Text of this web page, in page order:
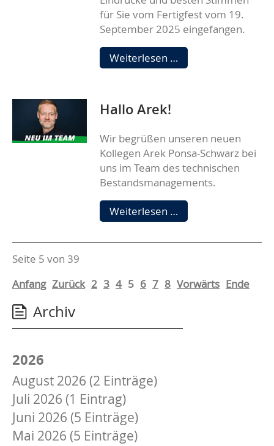
für Sie vom Fertigfest vom 19.
September 2025 eingefangen.
Weiterlesen … Video
Fertigfest
Hallo Arek!
Wir begrüßen unseren neuen
Kollegen Arek Ponsa-Schwarz bei
uns im Team des technischen
Bestandsmanagements.
Weiterlesen … Hallo
Arek!
Seite 5 von 39
Anfang Zurück 2 3 4 5 6 7 8 Vorwärts Ende
Archiv
2026
August 2026 (2 Einträge)
Juli 2026 (1 Eintrag)
Juni 2026 (5 Einträge)
Mai 2026 (5 Einträge)